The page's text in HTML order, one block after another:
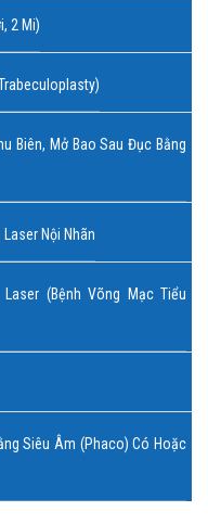
2 Mi)
Biên, Mở Bao Sau Đục Bằng
Nội Nhãn
(bệnh Võng Mạc Tiểu
Siêu Âm (Phaco) Có Hoặc